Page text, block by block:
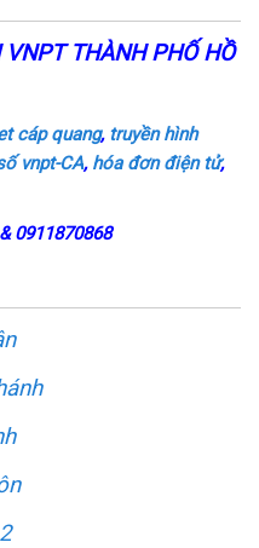
THÀNH PHỐ HỒ
cáp quang, truyền hình
vnpt-CA, hóa đơn điện tử,
0911870868